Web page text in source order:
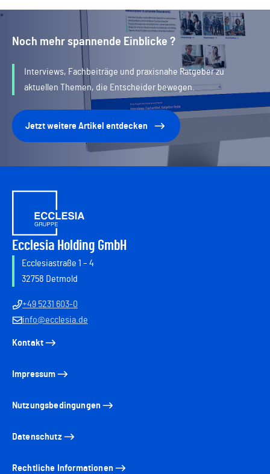
Noch mehr spannende Einblicke ?
Interviews, Fachbeiträge und praxisnahe Ratgeber zu
aktuellen Themen, die Entscheider bewegen.
Jetzt weitere Artikel entdecken
Ecclesia Holding GmbH
Ecclesiastraße 1 – 4
32758 Detmold
+49 5231 603-0
info@ecclesia.de
Kontakt
Impressum
Nutzungsbedingungen
Datenschutz
Rechtliche Informationen